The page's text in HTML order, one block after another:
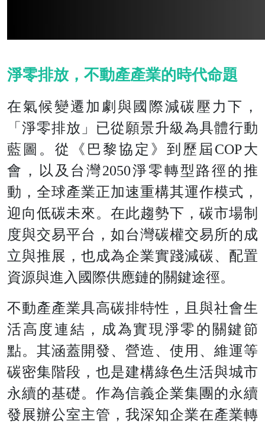
淨零排放，不動產產業的時代命題
在氣候變遷加劇與國際減碳壓力下，
「淨零排放」已從願景升級為具體行動
藍圖。從《巴黎協定》到歷屆COP大
會，以及台灣2050淨零轉型路徑的推
動，全球產業正加速重構其運作模式，
迎向低碳未來。在此趨勢下，碳市場制
度與交易平台，如台灣碳權交易所的成
立與推展，也成為企業實踐減碳、配置
資源與進入國際供應鏈的關鍵途徑。
不動產產業具高碳排特性，且與社會生
活高度連結，成為實現淨零的關鍵節
點。其涵蓋開發、營造、使用、維運等
碳密集階段，也是建構綠色生活與城市
永續的基礎。作為信義企業集團的永續
發展辦公室主管，我深知企業在產業轉